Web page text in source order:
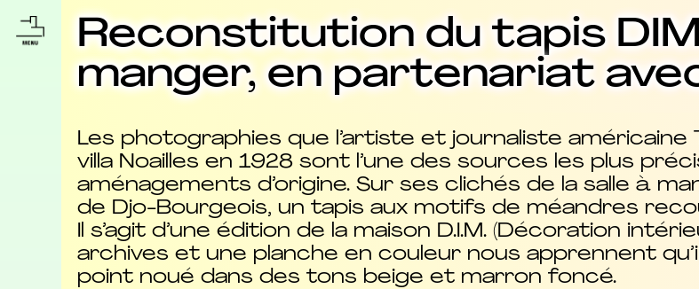
Reconstitution du tapis DIM
manger, en partenariat
Les photographies que l’artiste et journaliste
villa Noailles en 1928 sont l’une des sources les plus
aménagements d’origine. Sur ses clichés de la salle à
de Djo-Bourgeois, un tapis aux motifs de méandres
Il s’agit d’une édition de la maison D.I.M. (Décoration
archives et une planche en couleur nous apprennent
point noué dans des tons beige et marron foncé.